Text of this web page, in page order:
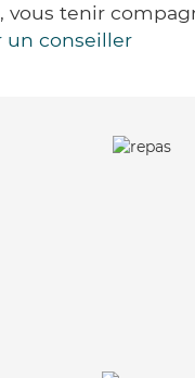
tenir
un conseiller